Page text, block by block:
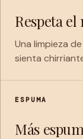
Respeta
Una limpieza
sienta
ESPUMA
Más